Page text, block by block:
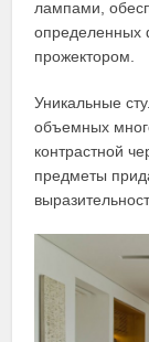
лампами,
определенных
прожектором.
Уникальные
объемных
контрастной
предметы